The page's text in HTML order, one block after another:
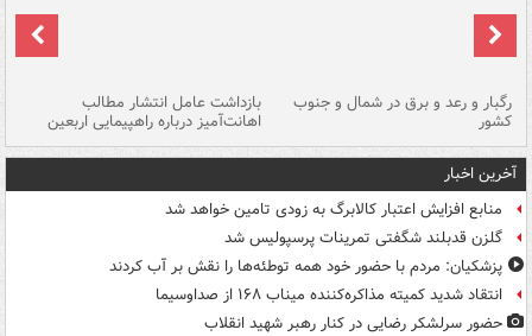
رگبار و رعد و برق در شمال و جنوب
کشور
بازداشت عامل انتشار مطالب
اهانت‌آمیز درباره راهپیمایی اربعین
آخرین اخبار
منابع افزایش اعتبار کالابرگ به زودی تامین خواهد شد
گلزن قدبلند شگفتی تمرینات پرسپولیس شد
پزشکیان: مردم با حضور خود همه توطئه‌ها را نقش بر آب کردند
انتقاد شدید کمیته مذاکره‌کننده میناب ۱۶۸ از صداوسیما
حضور سرلشکر رضایی در کنار رهبر شهید انقلاب